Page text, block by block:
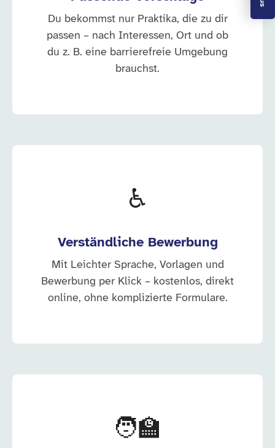
Du bekommst nur Praktika, die zu dir
passen – nach Interessen, Ort und ob
du z. B. eine barrierefreie Umgebung
brauchst.
♿
Verständliche Bewerbung
Mit Leichter Sprache, Vorlagen und
Bewerbung per Klick – kostenlos, direkt
online, ohne komplizierte Formulare.
🧑‍🏫